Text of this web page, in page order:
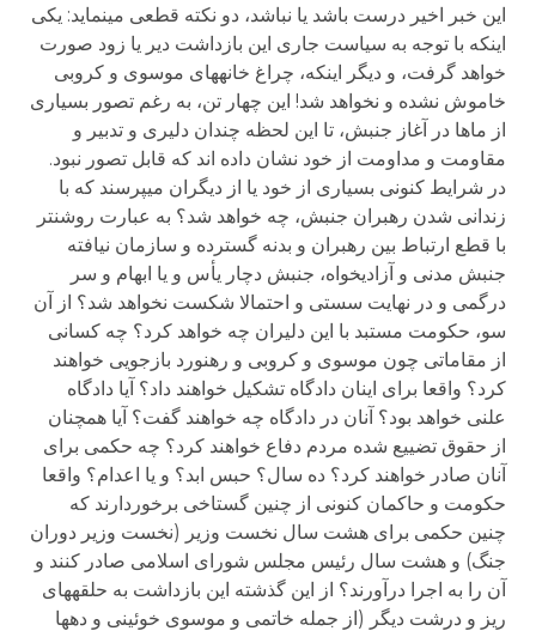
این خبر اخیر درست باشد یا نباشد، دو نکته قطعی می­نماید: یکی
اینکه با توجه به سیاست جاری این بازداشت دیر یا زود صورت
خواهد گرفت، و دیگر اینکه، چراغ خانه­های موسوی و کروبی
خاموش نشده و نخواهد شد! این چهار تن، به رغم تصور بسیاری
از ماها در آغاز جنبش، تا این لحظه چندان دلیری و تدبیر و
مقاومت و مداومت از خود نشان داده اند که قابل تصور نبود.
در شرایط کنونی بسیاری از خود یا از دیگران می­پرسند که با
زندانی شدن رهبران جنبش، چه خواهد شد؟ به عبارت روشن­تر
با قطع ارتباط بین رهبران و بدنه گسترده و سازمان نیافته
جنبش مدنی و آزادیخواه، جنبش دچار یأس و یا ابهام و سر
درگمی و در نهایت سستی و احتمالا شکست نخواهد شد؟ از آن
سو، حکومت مستبد با این دلیران چه خواهد کرد؟ چه کسانی
از مقاماتی چون موسوی و کروبی و رهنورد بازجویی خواهند
کرد؟ واقعا برای اینان دادگاه تشکیل خواهند داد؟ آیا دادگاه
علنی خواهد بود؟ آنان در دادگاه چه خواهند گفت؟ آیا همچنان
از حقوق تضییع شده مردم دفاع خواهند کرد؟ چه حکمی برای
آنان صادر خواهند کرد؟ ده سال؟ حبس ابد؟ و یا اعدام؟ واقعا
حکومت و حاکمان کنونی از چنین گستاخی برخوردارند که
چنین حکمی برای هشت سال نخست وزیر (نخست وزیر دوران
جنگ) و هشت سال رئیس مجلس شورای اسلامی صادر کنند و
آن را به اجرا درآورند؟ از این گذشته این بازداشت به حلقه­های
ریز و درشت دیگر (از جمله خاتمی و موسوی خوئینی و دهها